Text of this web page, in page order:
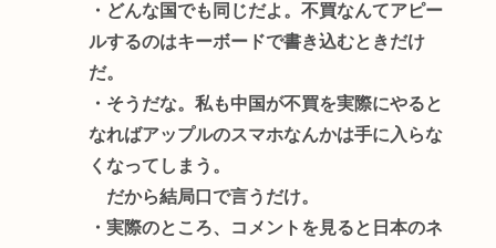
・どんな国でも同じだよ。不買なんてアピー
ルするのはキーボードで書き込むときだけ
だ。
・そうだな。私も中国が不買を実際にやると
なればアップルのスマホなんかは手に入らな
くなってしまう。
だから結局口で言うだけ。
・実際のところ、コメントを見ると日本のネ